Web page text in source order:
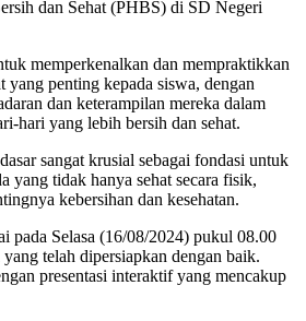
dan Sehat (PHBS) di SD Negeri
memperkenalkan dan mempraktikkan
yang penting kepada siswa, dengan
dan keterampilan mereka dalam
hari yang lebih bersih dan sehat.
sangat krusial sebagai fondasi untuk
yang tidak hanya sehat secara fisik,
kebersihan dan kesehatan.
pada Selasa (16/08/2024) pukul 08.00
telah dipersiapkan dengan baik.
presentasi interaktif yang mencakup